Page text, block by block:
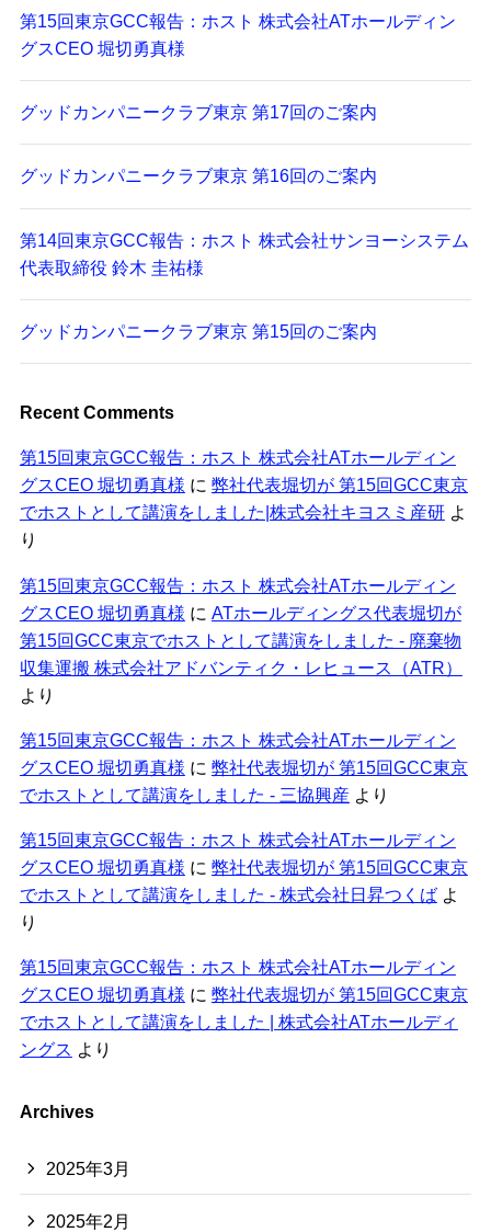
第15回東京GCC報告：ホスト 株式会社ATホールディン
グスCEO 堀切勇真様
グッドカンパニークラブ東京 第17回のご案内
グッドカンパニークラブ東京 第16回のご案内
第14回東京GCC報告：ホスト 株式会社サンヨーシステム
代表取締役 鈴木 圭祐様
グッドカンパニークラブ東京 第15回のご案内
Recent Comments
第15回東京GCC報告：ホスト 株式会社ATホールディン
グスCEO 堀切勇真様 に 弊社代表堀切が 第15回GCC東京
でホストとして講演をしました|株式会社キヨスミ産研よ
り
第15回東京GCC報告：ホスト 株式会社ATホールディン
グスCEO 堀切勇真様 に ATホールディングス代表堀切が
第15回GCC東京でホストとして講演をしました - 廃棄物
収集運搬 株式会社アドバンティク・レヒュース（ATR）
より
第15回東京GCC報告：ホスト 株式会社ATホールディン
グスCEO 堀切勇真様 に 弊社代表堀切が 第15回GCC東京
でホストとして講演をしました - 三協興産より
第15回東京GCC報告：ホスト 株式会社ATホールディン
グスCEO 堀切勇真様 に 弊社代表堀切が 第15回GCC東京
でホストとして講演をしました - 株式会社日昇つくばよ
り
第15回東京GCC報告：ホスト 株式会社ATホールディン
グスCEO 堀切勇真様 に 弊社代表堀切が 第15回GCC東京
でホストとして講演をしました | 株式会社ATホールディ
ングス より
Archives
2025年3月
2025年2月